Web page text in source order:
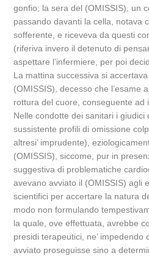
gonfio; la sera del (OMISSIS), un
passando davanti la cella, notava
sofferente, e riceveva da questi
(riferiva invero il detenuto di
aspettare l’infermiere, per poi
La mattina successiva si
(OMISSIS), decesso che l’esame
rottura del cuore, conseguente ad
Nelle condotte dei sanitari i giudici
sussistente profili di omissione
altresi’ imprudente),
(OMISSIS), siccome, pur in
suggestiva di problematiche
avevano avviato il (OMISSIS) agli
scientifici per accertare la natura
modo non formulando
la quale, ove effettuata, avrebbe
presidi terapeutici, ne’ impedendo
avviato proseguisse sino a